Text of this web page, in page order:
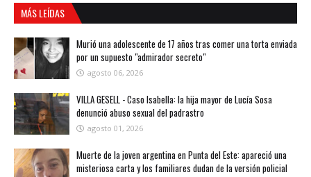
MÁS LEÍDAS
Murió una adolescente de 17 años tras comer una torta enviada
por un supuesto "admirador secreto"
agosto 06, 2026
VILLA GESELL - Caso Isabella: la hija mayor de Lucía Sosa
denunció abuso sexual del padrastro
agosto 01, 2026
Muerte de la joven argentina en Punta del Este: apareció una
misteriosa carta y los familiares dudan de la versión policial